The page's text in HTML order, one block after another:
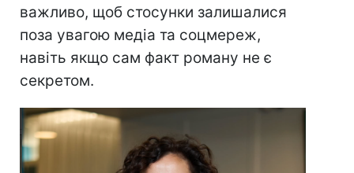
важливо, щоб стосунки залишалися
поза увагою медіа та соцмереж,
навіть якщо сам факт роману не є
секретом.